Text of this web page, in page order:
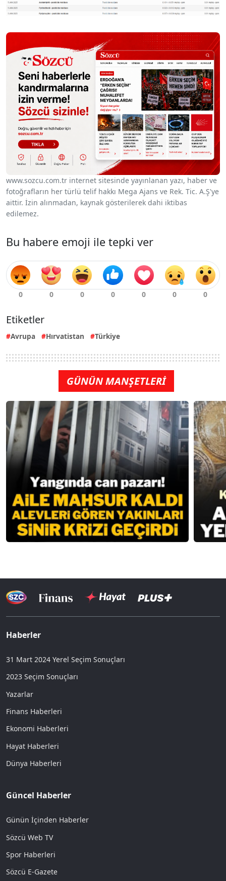
www.sozcu.com.tr internet sitesinde yayınlanan yazı, haber ve
fotoğrafların her türlü telif hakkı Mega Ajans ve Rek. Tic. A.Ş'ye
aittir. İzin alınmadan, kaynak gösterilerek dahi iktibas
edilemez.
Bu habere emoji ile tepki ver
Etiketler
Avrupa Hırvatistan Türkiye
GÜNÜN MANŞETLERİ
Haberler
31 Mart 2024 Yerel Seçim Sonuçları
2023 Seçim Sonuçları
Yazarlar
Finans Haberleri
Ekonomi Haberleri
Hayat Haberleri
Dünya Haberleri
Güncel Haberler
Günün İçinden Haberler
Sözcü Web TV
Spor Haberleri
Sözcü E-Gazete